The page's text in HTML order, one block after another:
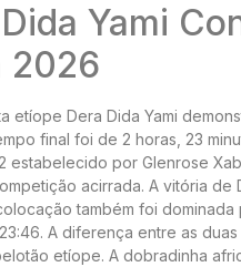
Yami
2026
etíope Dera Dida Yami
final foi de 2 horas, 23
estabelecido por Glenrose
acirrada. A vitória
também foi
A diferença entre as
etíope. A dobradinha